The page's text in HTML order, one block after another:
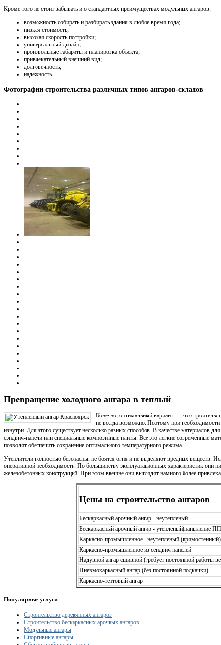
Кроме того не стоит забывать и о стандартных преимуществах модульных ангаров:
возможность собирать и разбирать здания в любое время года;
низкая стоимость;
высокая скорость постройки;
универсальный дизайн;
произвольные габариты и планировка объекта;
привлекательный внешний вид;
долговечность;
надежность
Фотографии строительства различных типов ангаров-складов
Превращение холодного ангара в теплый
Конечно, оптимальный вариант — это
не всегда возможно. Поэтому при необходимости
изнутри. Для этого существует несколько разных способов. В качестве материалов
сэндвич-панели или специальные композитные плиты. Все это легкие современные
позволят обеспечить сохранение оптимального температурного режима.
Утеплители полностью безопасны, не боятся огня и не выделяют вредных веществ.
оперативной необходимости. По большинству эксплуатационных характеристик они
железобетонных конструкций. При этом внешне они выглядят намного более
Цены на строительство ангаров
Бескаркасный арочный ангар - неутепленый
Бескаркасный арочный ангар - утепленый(напыление
Каркасно-промышленное - неутепленый (прямостенный)
Каркасно-промышленное из сендвич панелей
Надувной ангар сшивной (требует постоянной работы
Пневмокаркасный ангар (без постоянной подкачки)
Каркасно-тентовый ангар
Популярные услуги
Строительство деревянных ангаров
Строительство бескаркасных арочных ангаров
Модульные ангары
Спортивные ангары